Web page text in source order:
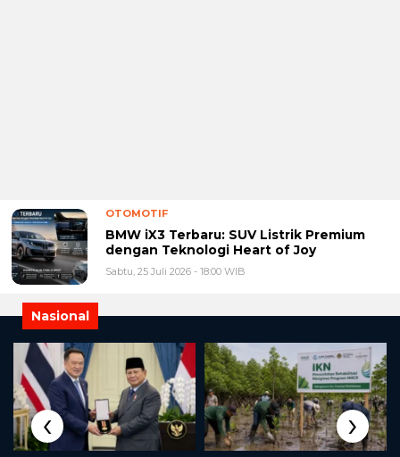
OTOMOTIF
BMW iX3 Terbaru: SUV Listrik Premium
dengan Teknologi Heart of Joy
Sabtu, 25 Juli 2026 - 18:00 WIB
Nasional
‹ ›